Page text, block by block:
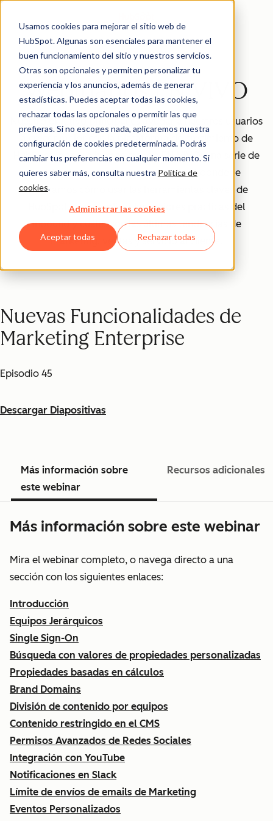
Usamos cookies para mejorar el sitio web de
HubSpot. Algunas son esenciales para mantener el
buen funcionamiento del sitio y nuestros servicios.
Otras son opcionales y permiten personalizar tu
experiencia y los anuncios, además de generar
estadísticas. Puedes aceptar todas las cookies,
rechazar todas las opcionales o permitir las que
prefieras. Si no escoges nada, aplicaremos nuestra
configuración de cookies predeterminada. Podrás
cambiar tus preferencias en cualquier momento. Si
quieres saber más, consulta nuestra Política de
cookies.
Administrar las cookies
Aceptar todas Rechazar todas
Webinarios EN VIVO
Nuestro objetivo principal es ayudar a nuestros usuarios
a crecer mejor con la plataforma de crecimiento de
HubSpot, por eso hemos creado EN VIVO: una serie de
webinarios para clientes de HubSpot donde te
mostramos cómo usar las herramientas claves de
HubSpot, cómo aplicar las mejores prácticas del
inbound y cuáles son las últimas tendencias de
marketing, ventas y servicio al cliente.
Nuevas Funcionalidades de
Marketing Enterprise
Episodio 45
Descargar Diapositivas
Más información sobre
este webinar
Recursos adicionales
Más información sobre este webinar
Mira el webinar completo, o navega directo a una
sección con los siguientes enlaces:
Introducción
Equipos Jerárquicos
Single Sign-On
Búsqueda con valores de propiedades personalizadas
Propiedades basadas en cálculos
Brand Domains
División de contenido por equipos
Contenido restringido en el CMS
Permisos Avanzados de Redes Sociales
Integración con YouTube
Notificaciones en Slack
Límite de envíos de emails de Marketing
Eventos Personalizados